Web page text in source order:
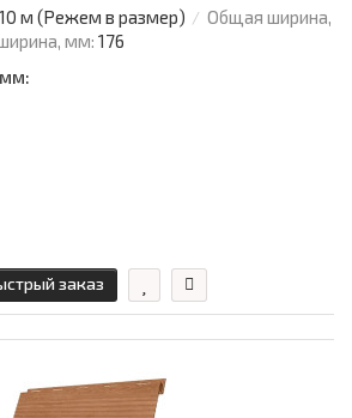
м (Режем в размер)
Общая ширина,
мм: 176
заказ